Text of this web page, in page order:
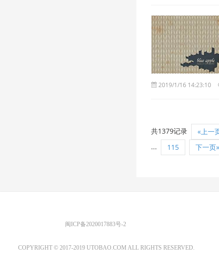
2019/1/16 14:23:10
共1379记录
«上一
...
115 下一页»
闽ICP备2020017883号-2
COPYRIGHT © 2017-2019 UTOBAO.COM ALL RIGHTS RESERVED.